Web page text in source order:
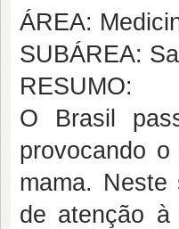
ÁREA:
SUBÁREA:
RESUMO:
O Brasil
provocando
mama. Neste
de atenção à